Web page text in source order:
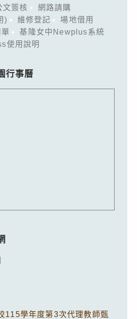
文簽核
網路請購
)
維修登記
場地借用
基隆女中Newplus系統
使用說明
行事曆
115學年度第3次代理教師甄